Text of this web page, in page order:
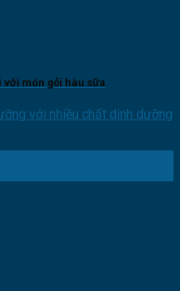
món gỏi hàu sữa
với nhiều chất dinh dưỡng